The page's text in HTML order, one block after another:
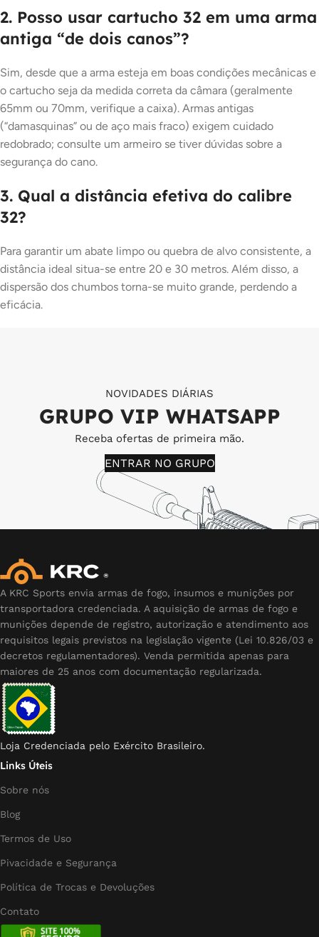
2. Posso usar cartucho 32 em uma arma
antiga “de dois canos”?
Sim, desde que a arma esteja em boas condições mecânicas e
o cartucho seja da medida correta da câmara (geralmente
65mm ou 70mm, verifique a caixa). Armas antigas
(“damasquinas” ou de aço mais fraco) exigem cuidado
redobrado; consulte um armeiro se tiver dúvidas sobre a
segurança do cano.
3. Qual a distância efetiva do calibre
32?
Para garantir um abate limpo ou quebra de alvo consistente, a
distância ideal situa-se entre 20 e 30 metros. Além disso, a
dispersão dos chumbos torna-se muito grande, perdendo a
eficácia.
NOVIDADES DIÁRIAS
GRUPO VIP WHATSAPP
Receba ofertas de primeira mão.
ENTRAR NO GRUPO
A KRC Sports envia armas de fogo, insumos e munições por
transportadora credenciada. A aquisição de armas de fogo e
munições depende de registro, autorização e atendimento aos
requisitos legais previstos na legislação vigente (Lei 10.826/03 e
decretos regulamentadores). Venda permitida apenas para
maiores de 25 anos com documentação regularizada.
Loja Credenciada pelo Exército Brasileiro.
Links Úteis
Sobre nós
Blog
Termos de Uso
Pivacidade e Segurança
Política de Trocas e Devoluções
Contato